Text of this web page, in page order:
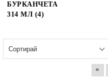
БУРКАНЧЕТА
314 МЛ (4)
«